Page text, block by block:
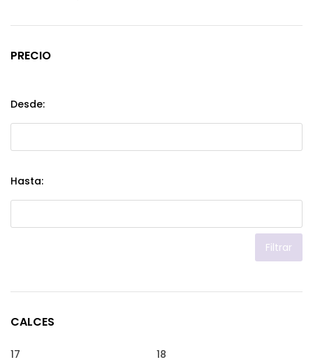
PRECIO
Desde:
Hasta:
Filtrar
CALCES
17
18